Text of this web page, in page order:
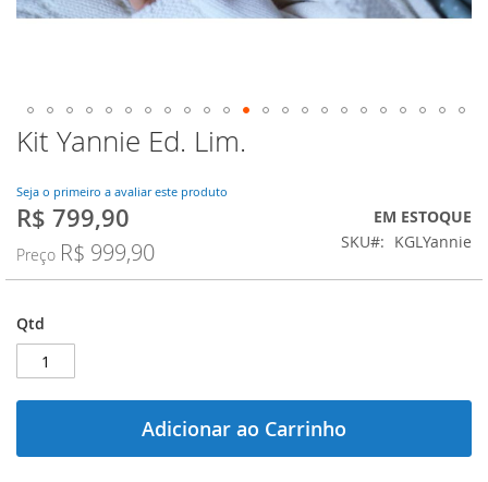
Kit Yannie Ed. Lim.
Seja o primeiro a avaliar este produto
Preço
R$ 799,90
Preço R$ 999,90
EM ESTOQUE
SKU
KGLYannie
Qtd
Adicionar ao Carrinho
Saltar
para
início
da
Galeria
de